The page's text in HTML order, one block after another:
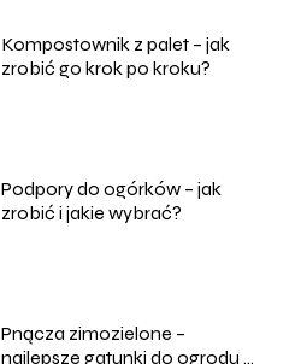
Kompostownik z palet – jak
zrobić go krok po kroku?
Podpory do ogórków – jak
zrobić i jakie wybrać?
Pnącza zimozielone –
najlepsze gatunki do ogrodu i